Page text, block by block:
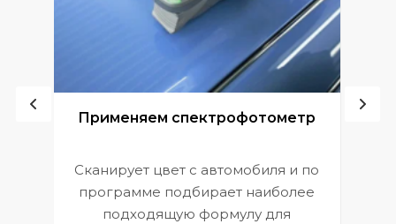
Применяем спектрофотометр
Сканирует цвет с автомобиля и по
программе подбирает наиболее
подходящую формулу для